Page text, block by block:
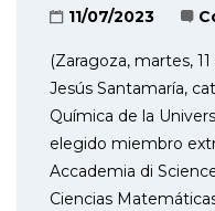
11/07/2023
(Zaragoza, martes,
Jesús Santamaría,
Química de la
elegido miembro
Accademia di
Ciencias